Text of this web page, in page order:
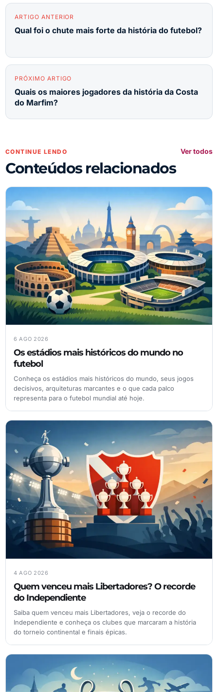
ARTIGO ANTERIOR
Qual foi o chute mais forte da história do futebol?
PRÓXIMO ARTIGO
Quais os maiores jogadores da história da Costa
do Marfim?
CONTINUE LENDO
Conteúdos relacionados
Ver todos
6 AGO 2026
Os estádios mais históricos do mundo no
futebol
Conheça os estádios mais históricos do mundo, seus jogos
decisivos, arquiteturas marcantes e o que cada palco
representa para o futebol mundial até hoje.
4 AGO 2026
Quem venceu mais Libertadores? O recorde
do Independiente
Saiba quem venceu mais Libertadores, veja o recorde do
Independiente e conheça os clubes que marcaram a história
do torneio continental e finais épicas.